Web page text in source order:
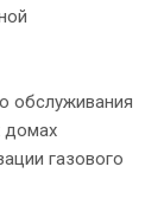
обслуживания
домах
газового